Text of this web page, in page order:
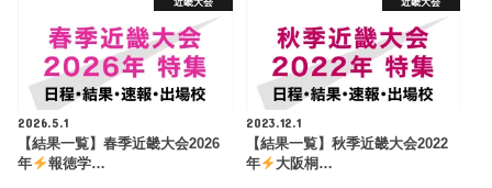
2026.5.1
【結果一覧】春季近畿大会2026
年
報徳学…
2023.12.1
【結果一覧】秋季近畿大会2022
年
大阪桐…